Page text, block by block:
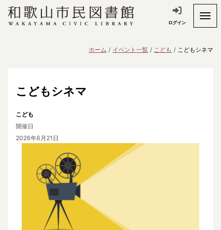
ログイン
ホーム イベント一覧 こども こどもシネマ
こどもシネマ
こども
開催日
2026年6月21日